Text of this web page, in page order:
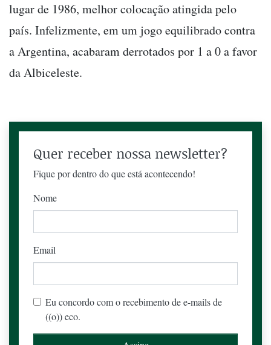
lugar de 1986, melhor colocação atingida pelo
país. Infelizmente, em um jogo equilibrado contra
a Argentina, acabaram derrotados por 1 a 0 a favor
da Albiceleste.
Quer receber nossa newsletter?
Fique por dentro do que está acontecendo!
Nome
Email
Eu concordo com o recebimento de e-mails de
((o)) eco.